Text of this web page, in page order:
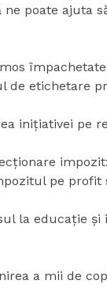
ne poate ajuta
de etichetare
inițiativei pe
impozit:
pe
la educație
a mii de